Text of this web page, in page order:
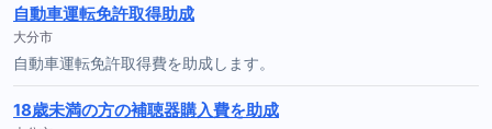
自動車運転免許取得助成
大分市
自動車運転免許取得費を助成します。
18歳未満の方の補聴器購入費を助成